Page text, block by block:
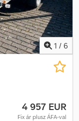
értékesítésért a
Dexef
1 / 6
4 957 EUR
Fix ár plusz ÁFA-val